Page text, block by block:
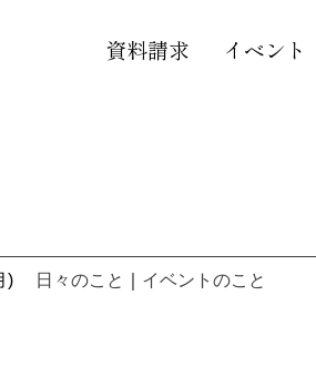
資料請求 イベント
) 日々のこと イベントのこと